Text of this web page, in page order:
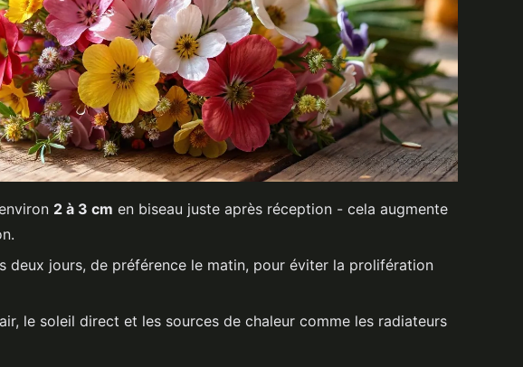
2 à 3 cm en biseau juste après réception - cela augmente
deux jours, de préférence le matin, pour éviter la prolifération
le soleil direct et les sources de chaleur comme les radiateurs